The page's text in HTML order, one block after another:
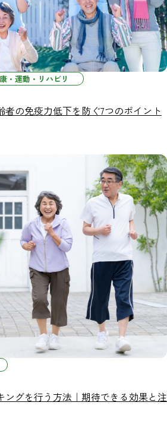
・運動・リハビリ
の免疫力低下を防ぐ7つのポイント
ングを行う方法｜期待できる効果と注